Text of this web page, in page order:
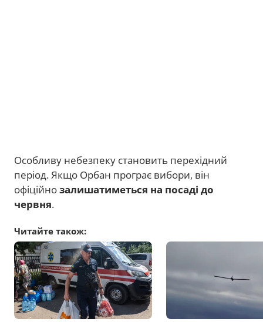
Особливу небезпеку становить перехідний
період. Якщо Орбан програє вибори, він
офіційнозалишатиметься на посаді до
червня.
Читайте також: